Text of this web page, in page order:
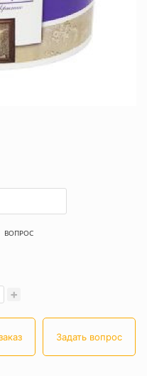
ВОПРОС
+
Задать вопрос